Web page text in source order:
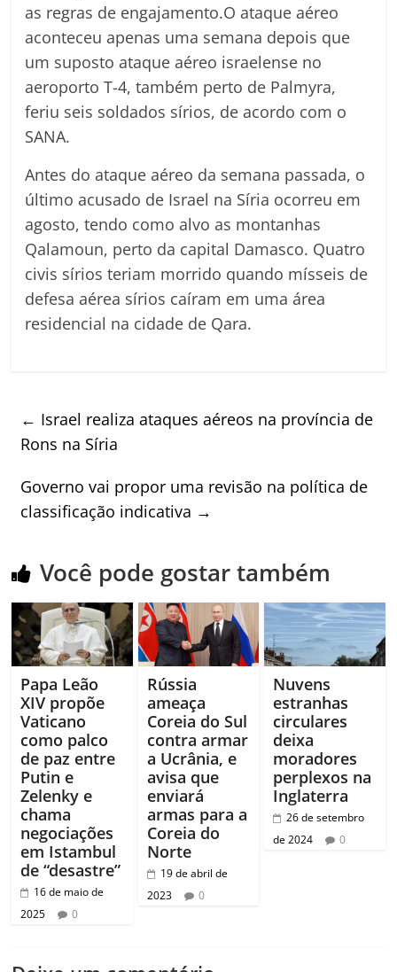
as regras de engajamento.O ataque aéreo
aconteceu apenas uma semana depois que
um suposto ataque aéreo israelense no
aeroporto T-4, também perto de Palmyra,
feriu seis soldados sírios, de acordo com o
SANA.
Antes do ataque aéreo da semana passada, o
último acusado de Israel na Síria ocorreu em
agosto, tendo como alvo as montanhas
Qalamoun, perto da capital Damasco. Quatro
civis sírios teriam morrido quando mísseis de
defesa aérea sírios caíram em uma área
residencial na cidade de Qara.
← Israel realiza ataques aéreos na província de
Rons na Síria
Governo vai propor uma revisão na política de
classificação indicativa →
Você pode gostar também
Papa Leão
XIV propõe
Vaticano
como palco
de paz entre
Putin e
Zelenky e
chama
negociações
em Istambul
de “desastre”
16 de maio de
2025
0
Rússia
ameaça
Coreia do Sul
contra armar
a Ucrânia, e
avisa que
enviará
armas para a
Coreia do
Norte
19 de abril de
2023
0
Nuvens
estranhas
circulares
deixa
moradores
perplexos na
Inglaterra
26 de setembro
de 2024
0